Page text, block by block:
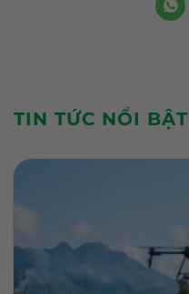
TIN TỨC NỔI BẬT